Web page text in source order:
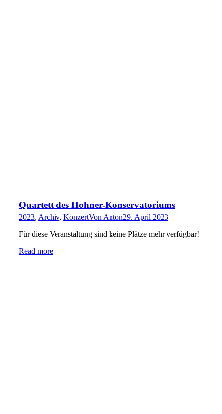
Quartett des Hohner-Konservatoriums
2023, Archiv, KonzertVon Anton29. April 2023
Für diese Veranstaltung sind keine Plätze mehr verfügbar!
Read more